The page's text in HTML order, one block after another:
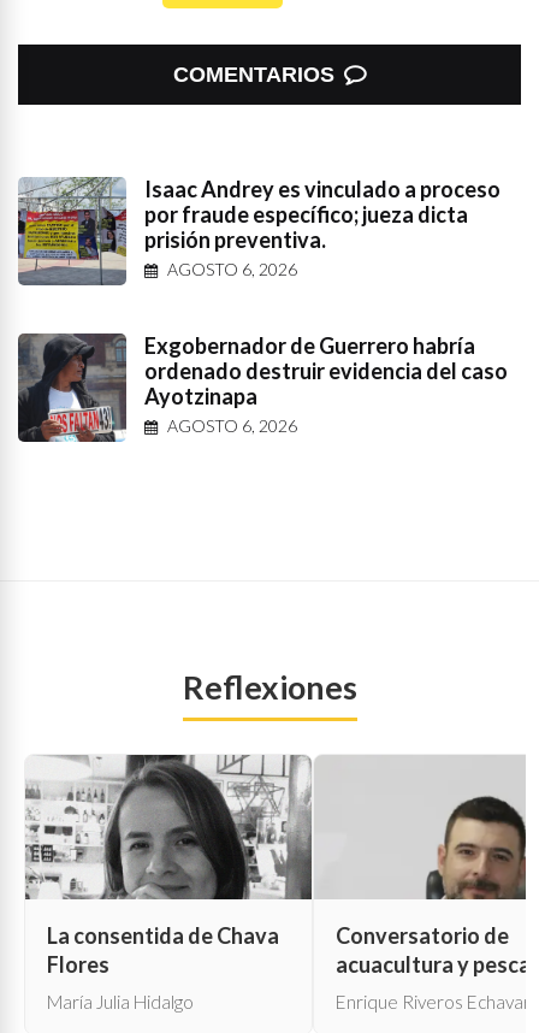
COMENTARIOS
Isaac Andrey es vinculado a proceso
por fraude específico; jueza dicta
prisión preventiva.
AGOSTO 6, 2026
Exgobernador de Guerrero habría
ordenado destruir evidencia del caso
Ayotzinapa
AGOSTO 6, 2026
Reflexiones
La consentida de Chava
Flores
María Julia Hidalgo
Conversatorio de
acuacultura y pesca
Enrique Riveros